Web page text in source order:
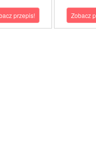
przepis! Zobacz